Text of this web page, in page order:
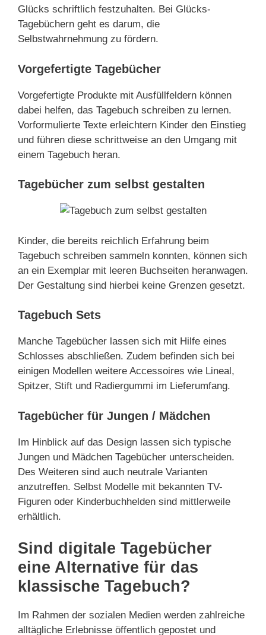
Glücks schriftlich festzuhalten. Bei Glücks-
Tagebüchern geht es darum, die
Selbstwahrnehmung zu fördern.
Vorgefertigte Tagebücher
Vorgefertigte Produkte mit Ausfüllfeldern können
dabei helfen, das Tagebuch schreiben zu lernen.
Vorformulierte Texte erleichtern Kinder den Einstieg
und führen diese schrittweise an den Umgang mit
einem Tagebuch heran.
Tagebücher zum selbst gestalten
Kinder, die bereits reichlich Erfahrung beim
Tagebuch schreiben sammeln konnten, können sich
an ein Exemplar mit leeren Buchseiten heranwagen.
Der Gestaltung sind hierbei keine Grenzen gesetzt.
Tagebuch Sets
Manche Tagebücher lassen sich mit Hilfe eines
Schlosses abschließen. Zudem befinden sich bei
einigen Modellen weitere Accessoires wie Lineal,
Spitzer, Stift und Radiergummi im Lieferumfang.
Tagebücher für Jungen / Mädchen
Im Hinblick auf das Design lassen sich typische
Jungen und Mädchen Tagebücher unterscheiden.
Des Weiteren sind auch neutrale Varianten
anzutreffen. Selbst Modelle mit bekannten TV-
Figuren oder Kinderbuchhelden sind mittlerweile
erhältlich.
Sind digitale Tagebücher
eine Alternative für das
klassische Tagebuch?
Im Rahmen der sozialen Medien werden zahlreiche
alltägliche Erlebnisse öffentlich gepostet und